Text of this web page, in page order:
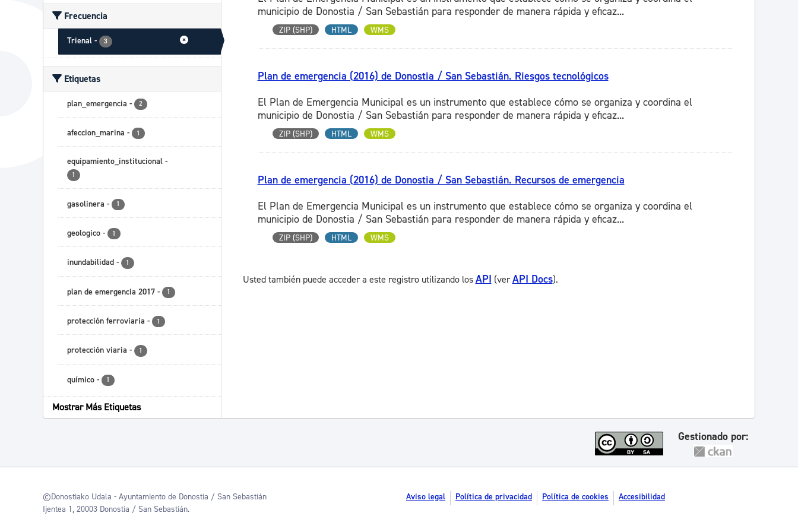
Frecuencia
Trienal - 3
Etiquetas
plan_emergencia - 2
afeccion_marina - 1
equipamiento_institucional -
1
gasolinera - 1
geologico - 1
inundabilidad - 1
plan de emergencia 2017 - 1
protección ferroviaria - 1
protección viaria - 1
químico - 1
Mostrar Más Etiquetas
municipio de Donostia / San Sebastián para responder de manera rápida y eficaz...
ZIP (SHP) HTML WMS
Plan de emergencia (2016) de Donostia / San Sebastián. Riesgos tecnológicos
El Plan de Emergencia Municipal es un instrumento que establece cómo se organiza y coordina el
municipio de Donostia / San Sebastián para responder de manera rápida y eficaz...
ZIP (SHP) HTML WMS
Plan de emergencia (2016) de Donostia / San Sebastián. Recursos de emergencia
El Plan de Emergencia Municipal es un instrumento que establece cómo se organiza y coordina el
municipio de Donostia / San Sebastián para responder de manera rápida y eficaz...
ZIP (SHP) HTML WMS
Usted también puede acceder a este registro utilizando los API (verAPI Docs).
Gestionado por:
©Donostiako Udala - Ayuntamiento de Donostia / San Sebastián
Ijentea 1, 20003 Donostia / San Sebastián.
Aviso legal Política de privacidad Política de cookies Accesibilidad